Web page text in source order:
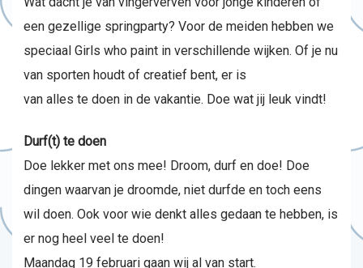
een gezellige springparty? Voor de meiden hebben we
speciaal Girls who paint in verschillende wijken. Of je nu
van sporten houdt of creatief bent, er is
van alles te doen in de vakantie. Doe wat jij leuk vindt!
Durf(t) te doen
Doe lekker met ons mee! Droom, durf en doe! Doe
dingen waarvan je droomde, niet durfde en toch eens
wil doen. Ook voor wie denkt alles gedaan te hebben, is
er nog heel veel te doen!
Maandag 19 februari gaan wij al van start.